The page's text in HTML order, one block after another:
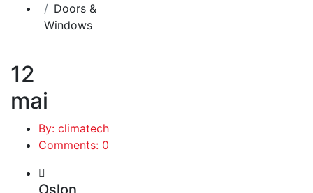
Doors &
Windows
12
mai
By: climatech
Comments: 0
Oslon,